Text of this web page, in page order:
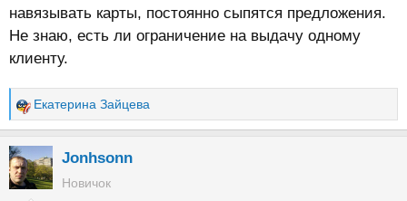
навязывать карты, постоянно сыпятся предложения.
Не знаю, есть ли ограничение на выдачу одному
клиенту.
Р
е
а
к
ц
Екатерина Зайцева
Jonhsonn
Новичок